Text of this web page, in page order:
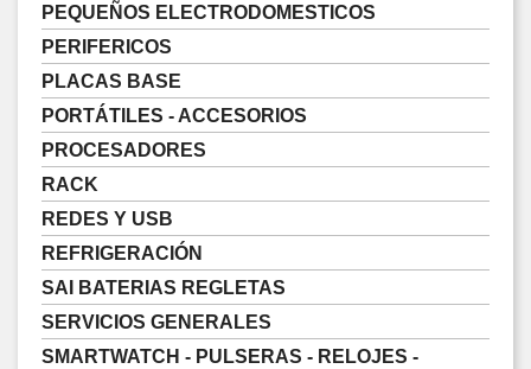
PEQUEÑOS ELECTRODOMESTICOS
PERIFERICOS
PLACAS BASE
PORTÁTILES - ACCESORIOS
PROCESADORES
RACK
REDES Y USB
REFRIGERACIÓN
SAI BATERIAS REGLETAS
SERVICIOS GENERALES
SMARTWATCH - PULSERAS - RELOJES -